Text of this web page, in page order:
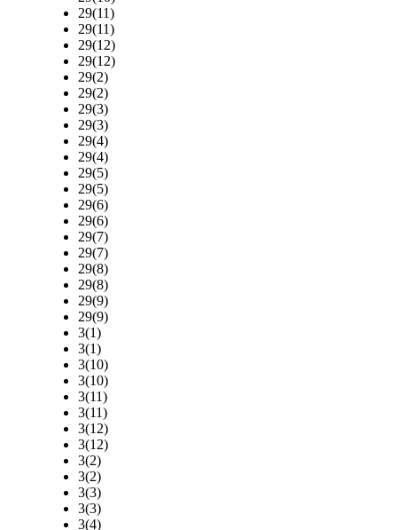
29(11)
29(11)
29(12)
29(12)
29(2)
29(2)
29(3)
29(3)
29(4)
29(4)
29(5)
29(5)
29(6)
29(6)
29(7)
29(7)
29(8)
29(8)
29(9)
29(9)
3(1)
3(1)
3(10)
3(10)
3(11)
3(11)
3(12)
3(12)
3(2)
3(2)
3(3)
3(3)
3(4)